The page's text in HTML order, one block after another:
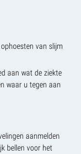
van slijm
aan wat de ziekte
waar u tegen aan
aanmelden
bellen voor het